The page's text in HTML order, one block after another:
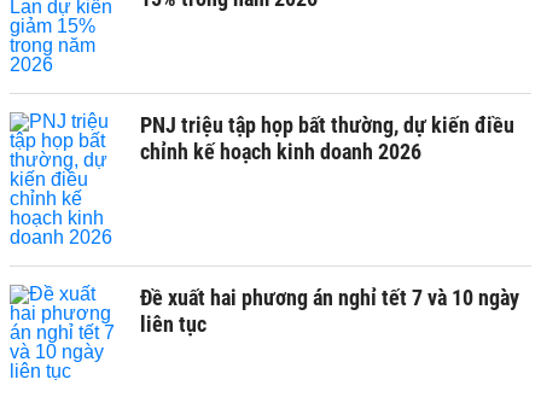
PNJ triệu tập họp bất thường, dự kiến điều
chỉnh kế hoạch kinh doanh 2026
Đề xuất hai phương án nghỉ tết 7 và 10 ngày
liên tục